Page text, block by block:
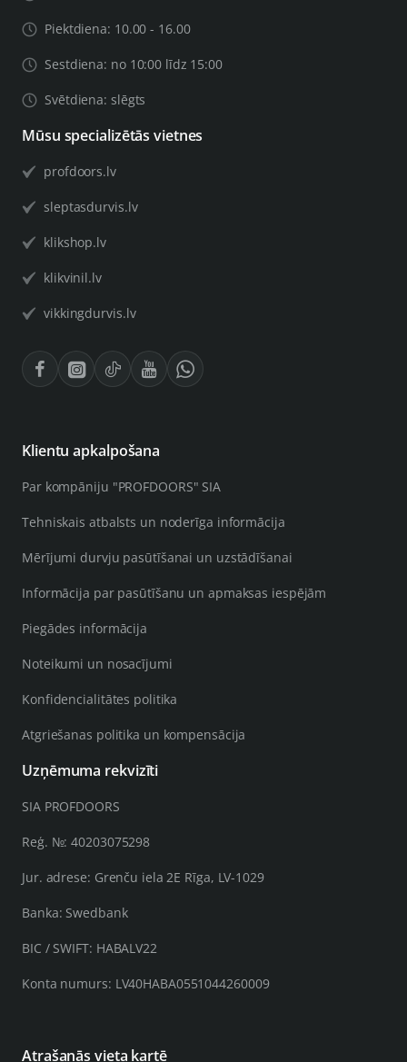
Piektdiena: 10.00 - 16.00
Sestdiena: no 10:00 līdz 15:00
Svētdiena: slēgts
Mūsu specializētās vietnes
profdoors.lv
sleptasdurvis.lv
klikshop.lv
klikvinil.lv
vikkingdurvis.lv
Klientu apkalpošana
Par kompāniju "PROFDOORS" SIA
Tehniskais atbalsts un noderīga informācija
Mērījumi durvju pasūtīšanai un uzstādīšanai
Informācija par pasūtīšanu un apmaksas iespējām
Piegādes informācija
Noteikumi un nosacījumi
Konfidencialitātes politika
Atgriešanas politika un kompensācija
Uzņēmuma rekvizīti
SIA PROFDOORS
Reģ. №: 40203075298
Jur. adrese: Grenču iela 2E Rīga, LV-1029
Banka: Swedbank
BIC / SWIFT: HABALV22
Konta numurs: LV40HABA0551044260009
Atrašanās vieta kartē